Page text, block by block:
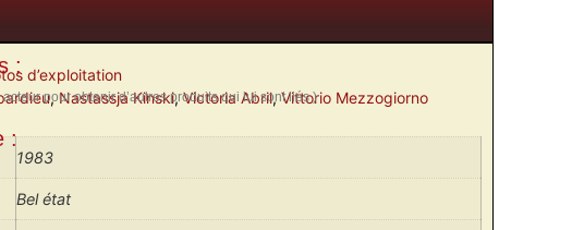
: d’exploitation
,Nastassja Kinski,Victoria Abril,Vittorio Mezzogiorno
pour obtenir d’autres produits qui lui sont liés )
:
1983
Bel état